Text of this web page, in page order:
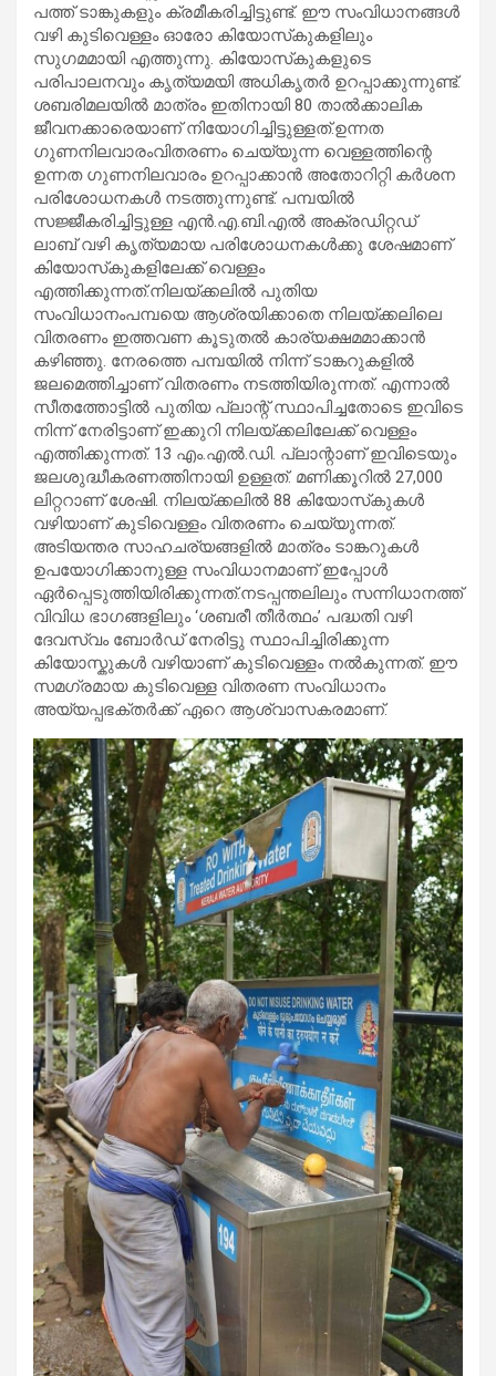
പത്ത് ടാങ്കുകളും ക്രമീകരിച്ചിട്ടുണ്ട്. ഈ സംവിധാനങ്ങള്‍
വഴി കുടിവെള്ളം ഓരോ കിയോസ്‌കുകളിലും
സുഗമമായി എത്തുന്നു. കിയോസ്‌കുകളുടെ
പരിപാലനവും കൃത്യമയി അധികൃതര്‍ ഉറപ്പാക്കുന്നുണ്ട്.
ശബരിമലയില്‍ മാത്രം ഇതിനായി 80 താല്‍ക്കാലിക
ജീവനക്കാരെയാണ് നിയോഗിച്ചിട്ടുള്ളത്.ഉന്നത
ഗുണനിലവാരംവിതരണം ചെയ്യുന്ന വെള്ളത്തിന്റെ
ഉന്നത ഗുണനിലവാരം ഉറപ്പാക്കാന്‍ അതോറിറ്റി കര്‍ശന
പരിശോധനകള്‍ നടത്തുന്നുണ്ട്. പമ്പയില്‍
സജ്ജീകരിച്ചിട്ടുള്ള എന്‍.എ.ബി.എല്‍ അക്രഡിറ്റഡ്
ലാബ് വഴി കൃത്യമായ പരിശോധനകള്‍ക്കു ശേഷമാണ്
കിയോസ്‌കുകളിലേക്ക് വെള്ളം
എത്തിക്കുന്നത്.നിലയ്ക്കലില്‍ പുതിയ
സംവിധാനംപമ്പയെ ആശ്രയിക്കാതെ നിലയ്ക്കലിലെ
വിതരണം ഇത്തവണ കൂടുതല്‍ കാര്യക്ഷമമാക്കാന്‍
കഴിഞ്ഞു. നേരത്തെ പമ്പയില്‍ നിന്ന് ടാങ്കറുകളില്‍
ജലമെത്തിച്ചാണ് വിതരണം നടത്തിയിരുന്നത്. എന്നാല്‍
സീതത്തോട്ടില്‍ പുതിയ പ്ലാന്റ് സ്ഥാപിച്ചതോടെ ഇവിടെ
നിന്ന് നേരിട്ടാണ് ഇക്കുറി നിലയ്ക്കലിലേക്ക് വെള്ളം
എത്തിക്കുന്നത്. 13 എം.എല്‍.ഡി. പ്ലാന്റാണ് ഇവിടെയും
ജലശുദ്ധീകരണത്തിനായി ഉള്ളത്. മണിക്കൂറില്‍ 27,000
ലിറ്ററാണ് ശേഷി. നിലയ്ക്കലില്‍ 88 കിയോസ്‌കുകള്‍
വഴിയാണ് കുടിവെള്ളം വിതരണം ചെയ്യുന്നത്.
അടിയന്തര സാഹചര്യങ്ങളില്‍ മാത്രം ടാങ്കറുകള്‍
ഉപയോഗിക്കാനുള്ള സംവിധാനമാണ് ഇപ്പോള്‍
ഏര്‍പ്പെടുത്തിയിരിക്കുന്നത്.നടപ്പന്തലിലും സന്നിധാനത്ത്
വിവിധ ഭാഗങ്ങളിലും ‘ശബരീ തീർത്ഥം’ പദ്ധതി വഴി
ദേവസ്വം ബോർഡ് നേരിട്ടു സ്ഥാപിച്ചിരിക്കുന്ന
കിയോസ്കുകൾ വഴിയാണ് കുടിവെള്ളം നൽകുന്നത്. ഈ
സമഗ്രമായ കുടിവെള്ള വിതരണ സംവിധാനം
അയ്യപ്പഭക്തർക്ക് ഏറെ ആശ്വാസകരമാണ്.